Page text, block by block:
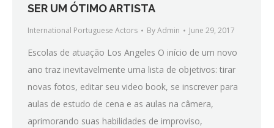
SER UM ÓTIMO ARTISTA
International Portuguese Actors ByAdmin June 29, 2017
Escolas de atuação Los Angeles O início de um novo
ano traz inevitavelmente uma lista de objetivos: tirar
novas fotos, editar seu video book, se inscrever para
aulas de estudo de cena e as aulas na câmera,
aprimorando suas habilidades de improviso,